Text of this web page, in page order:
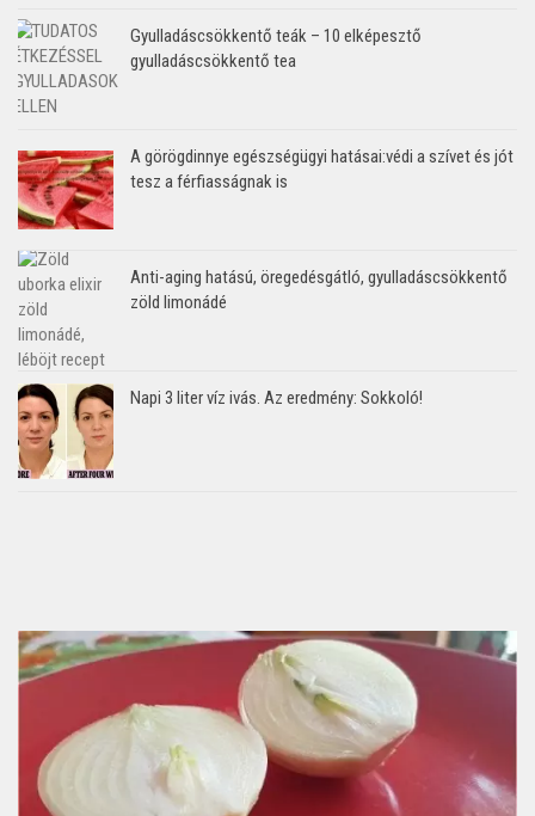
Gyulladáscsökkentő teák – 10 elképesztő
gyulladáscsökkentő tea
A görögdinnye egészségügyi hatásai:védi a szívet és jót
tesz a férfiasságnak is
Anti-aging hatású, öregedésgátló, gyulladáscsökkentő
zöld limonádé
Napi 3 liter víz ivás. Az eredmény: Sokkoló!